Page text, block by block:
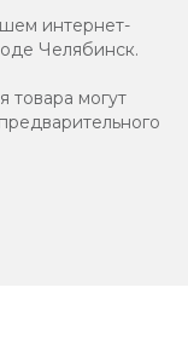
интернет-
Челябинск.
товара могут